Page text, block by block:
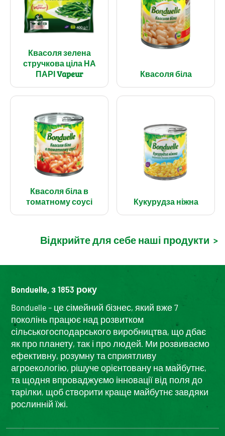
Квасоля зелена
стручкова ціла НА
ПАРІ Vapeur
Квасоля біла
Квасоля біла в
томатному соусі
Кукурудза ніжна
Відкрийте для себе наші продукти >
Bonduelle, з 1853 року
Bonduelle – це сімейний бізнес, який вже 7
поколінь працює над розвитком
сільськогосподарського виробництва, що дбає
як про планету, так і про людей. Ми розвиваємо
ефективну, розумну та сприятливу
агроекологію, рішуче орієнтовану на майбутнє,
та щодня впроваджуємо інновації від поля до
тарілки, щоб створити краще майбутнє завдяки
рослинній їжі.